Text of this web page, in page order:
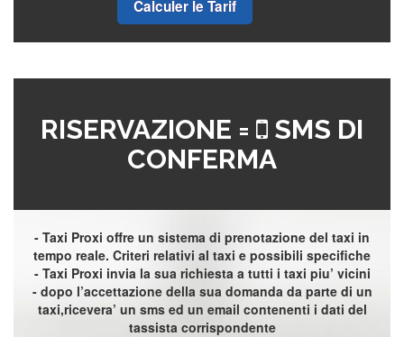
Calculer le Tarif
RISERVAZIONE =
SMS DI
CONFERMA
- Taxi Proxi offre un sistema di prenotazione del taxi in
tempo reale. Criteri relativi al taxi e possibili specifiche
- Taxi Proxi invia la sua richiesta a tutti i taxi piu’ vicini
- dopo l’accettazione della sua domanda da parte di un
taxi,ricevera’ un sms ed un email contenenti i dati del
tassista corrispondente